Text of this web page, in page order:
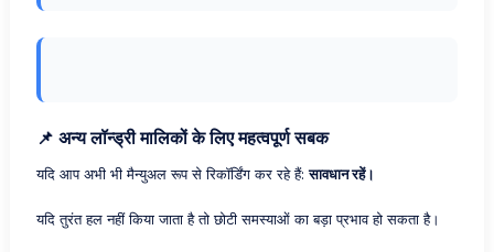
📌 अन्य लॉन्ड्री मालिकों के लिए महत्वपूर्ण सबक
यदि आप अभी भी मैन्युअल रूप से रिकॉर्डिंग कर रहे हैं:सावधान रहें।
यदि तुरंत हल नहीं किया जाता है तो छोटी समस्याओं का बड़ा प्रभाव हो सकता है।